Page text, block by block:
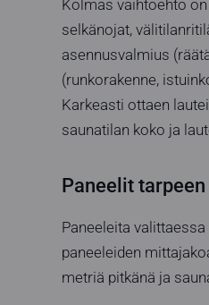
Kolmas vaihtoehto
selkänojat,
asennusvalmius
(runkorakenne,
Karkeasti ottaen
saunatilan koko ja
Paneelit
Paneeleita
paneeleiden
metriä pitkänä ja